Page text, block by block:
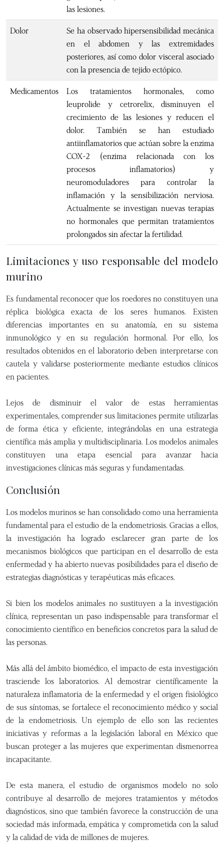
las lesiones.
Dolor
Se ha observado hipersensibilidad mecánica
en el abdomen y las extremidades
posteriores, así como dolor visceral asociado
con la presencia de tejido ectópico.
Medicamentos
Los tratamientos hormonales, como
leuprolide y cetrorelix, disminuyen el
crecimiento de las lesiones y reducen el
dolor. También se han estudiado
antiinflamatorios que actúan sobre la enzima
COX-2 (enzima relacionada con los
procesos inflamatorios) y
neuromoduladores para controlar la
inflamación y la sensibilización nerviosa.
Actualmente se investigan nuevas terapias
no hormonales que permitan tratamientos
prolongados sin afectar la fertilidad.
Limitaciones y uso responsable del modelo
murino
Es fundamental reconocer que los roedores no constituyen una
réplica biológica exacta de los seres humanos. Existen
diferencias importantes en su anatomía, en su sistema
inmunológico y en su regulación hormonal. Por ello, los
resultados obtenidos en el laboratorio deben interpretarse con
cautela y validarse posteriormente mediante estudios clínicos
en pacientes.
Lejos de disminuir el valor de estas herramientas
experimentales, comprender sus limitaciones permite utilizarlas
de forma ética y eficiente, integrándolas en una estrategia
científica más amplia y multidisciplinaria. Los modelos animales
constituyen una etapa esencial para avanzar hacia
investigaciones clínicas más seguras y fundamentadas.
Conclusión
Los modelos murinos se han consolidado como una herramienta
fundamental para el estudio de la endometriosis. Gracias a ellos,
la investigación ha logrado esclarecer gran parte de los
mecanismos biológicos que participan en el desarrollo de esta
enfermedad y ha abierto nuevas posibilidades para el diseño de
estrategias diagnósticas y terapéuticas más eficaces.
Si bien los modelos animales no sustituyen a la investigación
clínica, representan un paso indispensable para transformar el
conocimiento científico en beneficios concretos para la salud de
las personas.
Más allá del ámbito biomédico, el impacto de esta investigación
trasciende los laboratorios. Al demostrar científicamente la
naturaleza inflamatoria de la enfermedad y el origen fisiológico
de sus síntomas, se fortalece el reconocimiento médico y social
de la endometriosis. Un ejemplo de ello son las recientes
iniciativas y reformas a la legislación laboral en México que
buscan proteger a las mujeres que experimentan dismenorrea
incapacitante.
De esta manera, el estudio de organismos modelo no solo
contribuye al desarrollo de mejores tratamientos y métodos
diagnósticos, sino que también favorece la construcción de una
sociedad más informada, empática y comprometida con la salud
y la calidad de vida de millones de mujeres.